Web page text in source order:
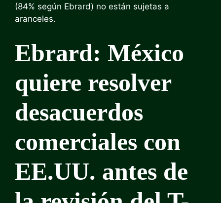
(84% según Ebrard) no están sujetas a
aranceles.
Ebrard: México
quiere resolver
desacuerdos
comerciales con
EE.UU. antes de